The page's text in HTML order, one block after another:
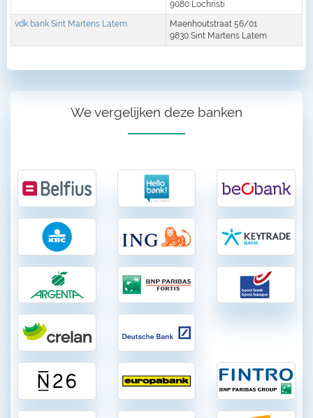
9080 Lochristi
vdk bank Sint Martens Latem
Maenhoutstraat 56/01
9830 Sint Martens Latem
We vergelijken deze banken